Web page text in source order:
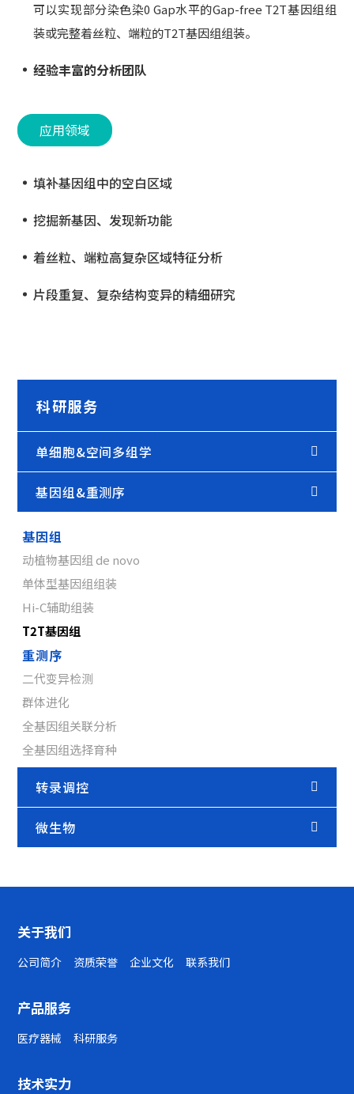
可以实现部分染色染0 Gap水平的Gap-free T2T基因组组
装或完整着丝粒、端粒的T2T基因组组装。
经验丰富的分析团队
应用领域
填补基因组中的空白区域
挖掘新基因、发现新功能
着丝粒、端粒高复杂区域特征分析
片段重复、复杂结构变异的精细研究
科研服务
单细胞&空间多组学
基因组&重测序
基因组
动植物基因组 de novo
单体型基因组组装
Hi-C辅助组装
T2T基因组
重测序
二代变异检测
群体进化
全基因组关联分析
全基因组选择育种
转录调控
微生物
关于我们
公司简介 资质荣誉 企业文化 联系我们
产品服务
医疗器械 科研服务
技术实力